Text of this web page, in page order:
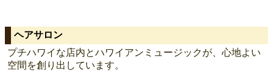
ヘアサロン
プチハワイな店内とハワイアンミュージックが、心地よい
空間を創り出しています。